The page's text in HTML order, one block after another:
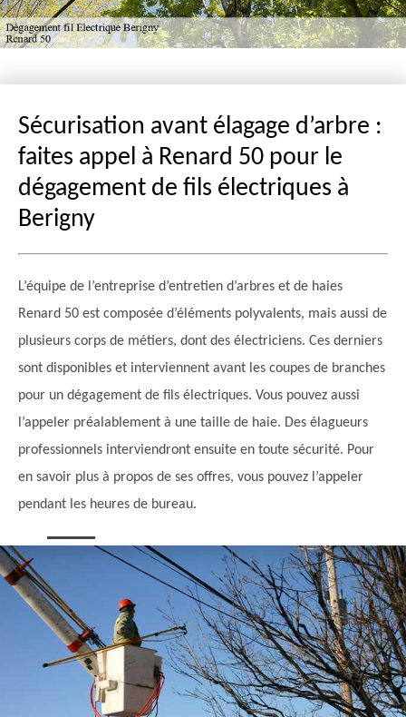
Sécurisation avant élagage d’arbre :
faites appel à Renard 50 pour le
dégagement de fils électriques à
Berigny
L’équipe de l’entreprise d’entretien d’arbres et de haies
Renard 50 est composée d’éléments polyvalents, mais aussi de
plusieurs corps de métiers, dont des électriciens. Ces derniers
sont disponibles et interviennent avant les coupes de branches
pour un dégagement de fils électriques. Vous pouvez aussi
l’appeler préalablement à une taille de haie. Des élagueurs
professionnels interviendront ensuite en toute sécurité. Pour
en savoir plus à propos de ses offres, vous pouvez l’appeler
pendant les heures de bureau.